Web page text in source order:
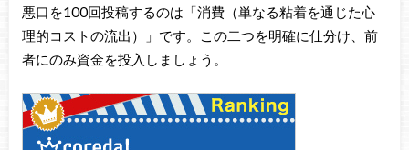
悪口を100回投稿するのは「消費（単なる粘着を通じた心
理的コストの流出）」です。この二つを明確に仕分け、前
者にのみ資金を投入しましょう。